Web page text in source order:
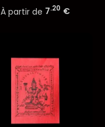
À partir de 7.20 €